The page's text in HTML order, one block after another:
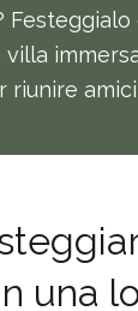
Festeggialo
riunire
una